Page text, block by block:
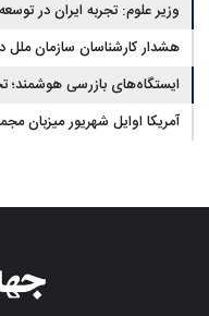
وزیر علوم: تجربه ایران در
هشدار کارشناسان سازمان ملل
ایستگاه‌های بازرسی هوشمند؛
آمریکا اوایل شهریور میزبان